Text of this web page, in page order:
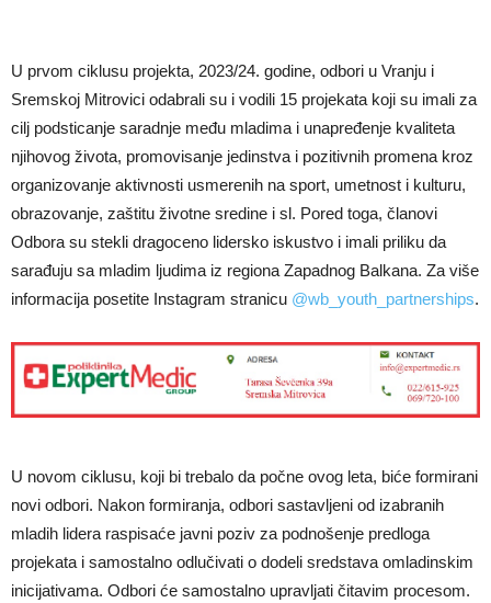
U prvom ciklusu projekta, 2023/24. godine, odbori u Vranju i
Sremskoj Mitrovici odabrali su i vodili 15 projekata koji su imali za
cilj podsticanje saradnje među mladima i unapređenje kvaliteta
njihovog života, promovisanje jedinstva i pozitivnih promena kroz
organizovanje aktivnosti usmerenih na sport, umetnost i kulturu,
obrazovanje, zaštitu životne sredine i sl. Pored toga, članovi
Odbora su stekli dragoceno lidersko iskustvo i imali priliku da
sarađuju sa mladim ljudima iz regiona Zapadnog Balkana. Za više
informacija posetite Instagram stranicu @wb_youth_partnerships.
U novom ciklusu, koji bi trebalo da počne ovog leta, biće formirani
novi odbori. Nakon formiranja, odbori sastavljeni od izabranih
mladih lidera raspisaće javni poziv za podnošenje predloga
projekata i samostalno odlučivati o dodeli sredstava omladinskim
inicijativama. Odbori će samostalno upravljati čitavim procesom.